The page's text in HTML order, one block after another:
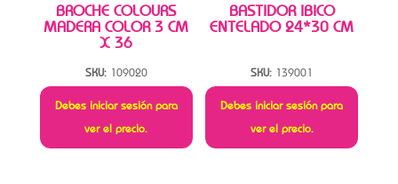
BROCHE COLOURS
MADERA COLOR 3 CM
X 36
SKU: 109020
Debes iniciar sesión para
ver el precio.
BASTIDOR IBICO
ENTELADO 24*30 CM
SKU: 139001
Debes iniciar sesión para
ver el precio.